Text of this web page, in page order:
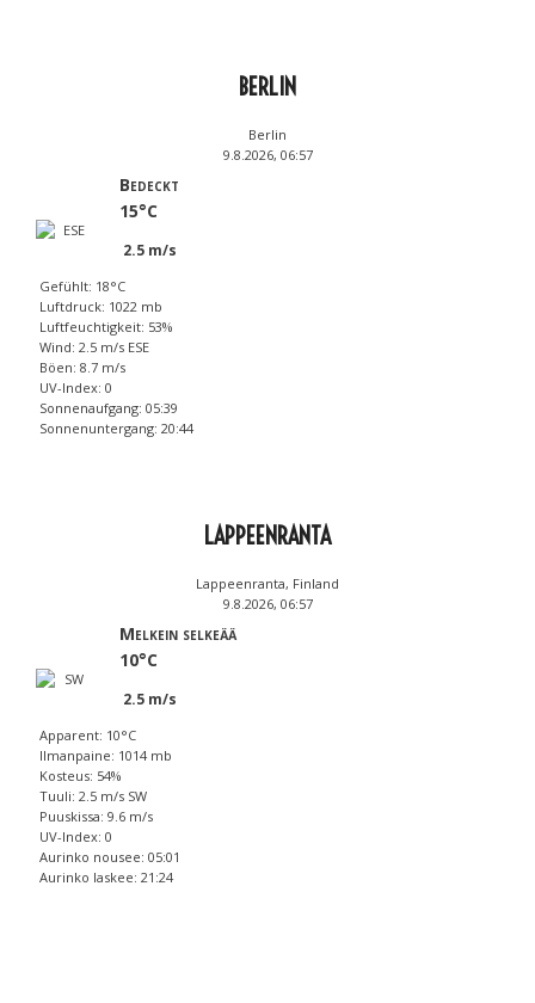
BERLIN
Berlin
9.8.2026, 06:57
Bedeckt
15°C
2.5 m/s
Gefühlt: 18°C
Luftdruck: 1022 mb
Luftfeuchtigkeit: 53%
Wind: 2.5 m/s ESE
Böen: 8.7 m/s
UV-Index: 0
Sonnenaufgang: 05:39
Sonnenuntergang: 20:44
LAPPEENRANTA
Lappeenranta, Finland
9.8.2026, 06:57
Melkein selkeää
10°C
2.5 m/s
Apparent: 10°C
Ilmanpaine: 1014 mb
Kosteus: 54%
Tuuli: 2.5 m/s SW
Puuskissa: 9.6 m/s
UV-Index: 0
Aurinko nousee: 05:01
Aurinko laskee: 21:24